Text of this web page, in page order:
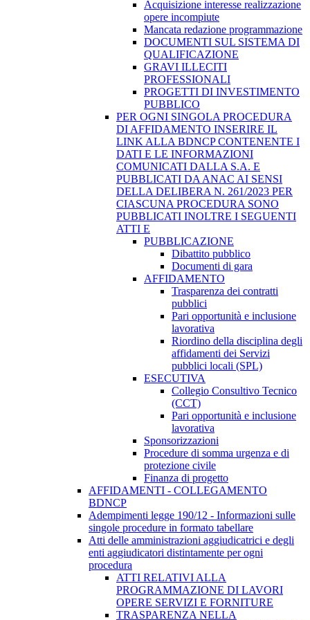
Acquisizione interesse realizzazione
opere incompiute
Mancata redazione programmazione
DOCUMENTI SUL SISTEMA DI
QUALIFICAZIONE
GRAVI ILLECITI
PROFESSIONALI
PROGETTI DI INVESTIMENTO
PUBBLICO
PER OGNI SINGOLA PROCEDURA
DI AFFIDAMENTO INSERIRE IL
LINK ALLA BDNCP CONTENENTE I
DATI E LE INFORMAZIONI
COMUNICATI DALLA S.A. E
PUBBLICATI DA ANAC AI SENSI
DELLA DELIBERA N. 261/2023 PER
CIASCUNA PROCEDURA SONO
PUBBLICATI INOLTRE I SEGUENTI
ATTI E
PUBBLICAZIONE
Dibattito pubblico
Documenti di gara
AFFIDAMENTO
Trasparenza dei contratti
pubblici
Pari opportunità e inclusione
lavorativa
Riordino della disciplina degli
affidamenti dei Servizi
pubblici locali (SPL)
ESECUTIVA
Collegio Consultivo Tecnico
(CCT)
Pari opportunità e inclusione
lavorativa
Sponsorizzazioni
Procedure di somma urgenza e di
protezione civile
Finanza di progetto
AFFIDAMENTI - COLLEGAMENTO
BDNCP
Adempimenti legge 190/12 - Informazioni sulle
singole procedure in formato tabellare
Atti delle amministrazioni aggiudicatrici e degli
enti aggiudicatori distintamente per ogni
procedura
ATTI RELATIVI ALLA
PROGRAMMAZIONE DI LAVORI
OPERE SERVIZI E FORNITURE
TRASPARENZA NELLA